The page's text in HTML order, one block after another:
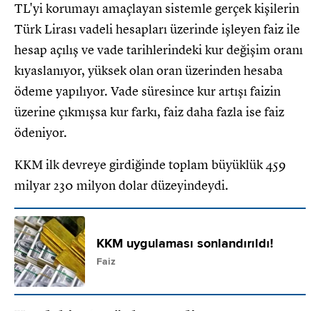
TL'yi korumayı amaçlayan sistemle gerçek kişilerin
Türk Lirası vadeli hesapları üzerinde işleyen faiz ile
hesap açılış ve vade tarihlerindeki kur değişim oranı
kıyaslanıyor, yüksek olan oran üzerinden hesaba
ödeme yapılıyor. Vade süresince kur artışı faizin
üzerine çıkmışsa kur farkı, faiz daha fazla ise faiz
ödeniyor.
KKM ilk devreye girdiğinde toplam büyüklük 459
milyar 230 milyon dolar düzeyindeydi.
KKM uygulaması sonlandırıldı!
Faiz